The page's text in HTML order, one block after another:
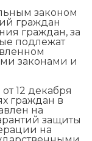
законом
граждан
граждан, за
подлежат
законами и
12 декабря
граждан в
на
защиты
на